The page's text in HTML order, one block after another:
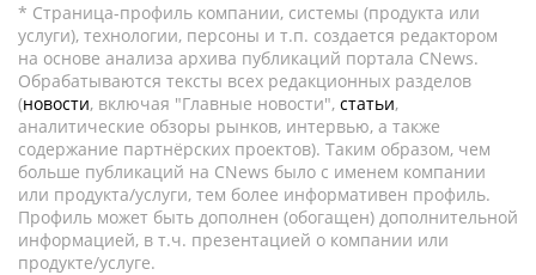
* Страница-профиль компании, системы (продукта или
услуги), технологии, персоны и т.п. создается редактором
на основе анализа архива публикаций портала CNews.
Обрабатываются тексты всех редакционных разделов
(новости, включая "Главные новости", статьи,
аналитические обзоры рынков, интервью, а также
содержание партнёрских проектов). Таким образом, чем
больше публикаций на CNews было с именем компании
или продукта/услуги, тем более информативен профиль.
Профиль может быть дополнен (обогащен) дополнительной
информацией, в т.ч. презентацией о компании или
продукте/услуге.